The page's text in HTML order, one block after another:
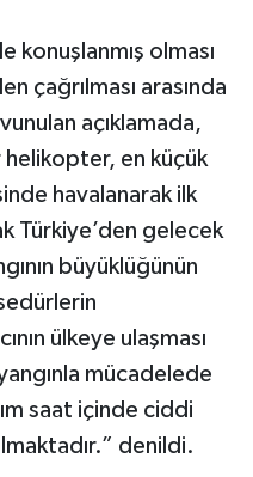
konuşlanmış olması
çağrılması arasında
açıklamada,
helikopter, en küçük
havalanarak ilk
Türkiye’den gelecek
büyüklüğünün
ülkeye ulaşması
mücadelede
saat içinde ciddi
denildi.